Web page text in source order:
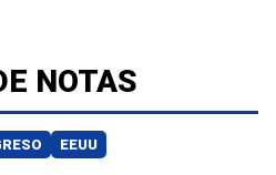
NOTAS
EEUU